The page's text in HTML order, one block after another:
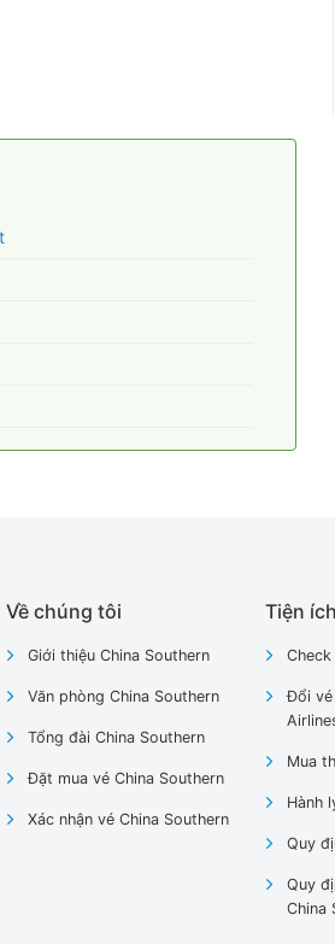
Về chúng tôi
Giới thiệu China Southern
Văn phòng China Southern
Tổng đài China Southern
Đặt mua vé China Southern
Xác nhận vé China Southern
Tiện
Đổi vé
Mua
Hành
Quy
Quy
China